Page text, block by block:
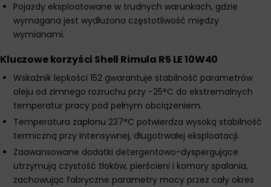
Pojazdy eksploatowane w trudnych warunkach, gdzie
wymagana jest wydłużona częstotliwość między
wymianami.
Kluczowe korzyści Shell Rimula R5 LE 10W40
Wskaźnik lepkości 152 gwarantuje stabilność parametrów
oleju od zimnego rozruchu przy -25°C do ekstremalnych
temperatur pracy pod pełnym obciążeniem.
Temperatura zapłonu 237°C potwierdza wysoką stabilność
termiczną przy intensywnej, długotrwałej eksploatacji.
Zaawansowane dodatki detergentowo-dyspergujące
utrzymują czystość tłoków, pierścieni i komory spalania,
zachowując fabryczne parametry mocy przez cały okres